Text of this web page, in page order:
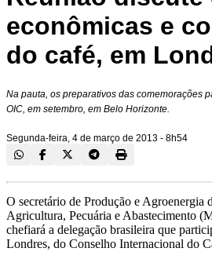
econômicas e
do café, em
Na pauta, os preparativos das comemorações
OIC, em setembro, em Belo Horizonte.
Segunda-feira, 4 de março de 2013 - 8h54
O secretário de Produção e Agroenergia
Agricultura, Pecuária e Abastecimento
chefiará a delegação brasileira que
Londres, do Conselho Internacional do